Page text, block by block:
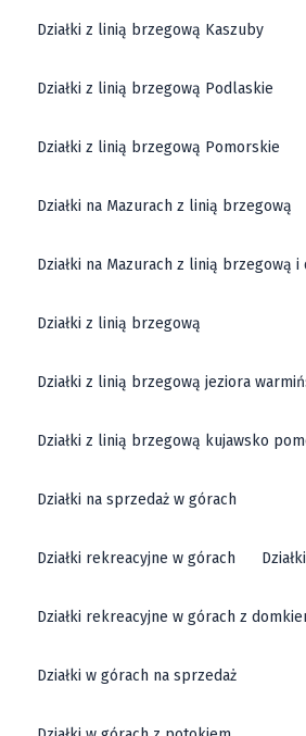
Działki z linią brzegową Kaszuby
Działki z linią brzegową Podlaskie
Działki z linią brzegową Pomorskie
Działki na Mazurach z linią brzegową
Działki na Mazurach z linią brzegową i
Działki z linią brzegową
Działki z linią brzegową jeziora
Działki z linią brzegową kujawsko
Działki na sprzedaż w górach
Działki rekreacyjne w górach
Działki rekreacyjne w górach z
Działki w górach na sprzedaż